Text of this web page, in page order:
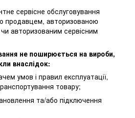
сервісне обслуговування
продавцем, авторизованою
авторизованим сервісним
не поширюється на вироби,
внаслідок:
умов і правил експлуатації,
товару;
та/або підключення